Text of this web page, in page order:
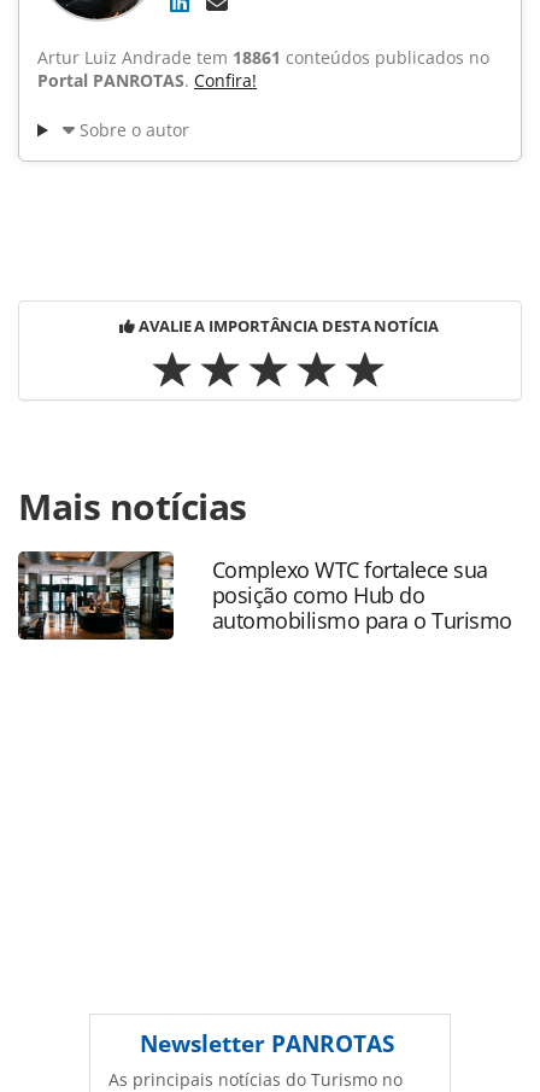
Artur Luiz Andrade tem 18861 conteúdos publicados no
Portal PANROTAS. Confira!
Sobre o autor
AVALIE A IMPORTÂNCIA DESTA NOTÍCIA
https://www.panrotas.com.br/noticia-
turismo/aviacao/2009/10/veja-fotos-da-cerimonia-da-star-
alliance-em-nova-york_52363.html ou as ferramentas
oferecidas na página. Todo o conteúdo produzido pela
PANROTAS Editora é protegido pela legislação brasileira
sobre direito autoral. Não reproduza o conteúdo sem
Mais notícias
Complexo WTC fortalece sua
posição como Hub do
automobilismo para o Turismo
Newsletter PANROTAS
As principais notícias do Turismo no